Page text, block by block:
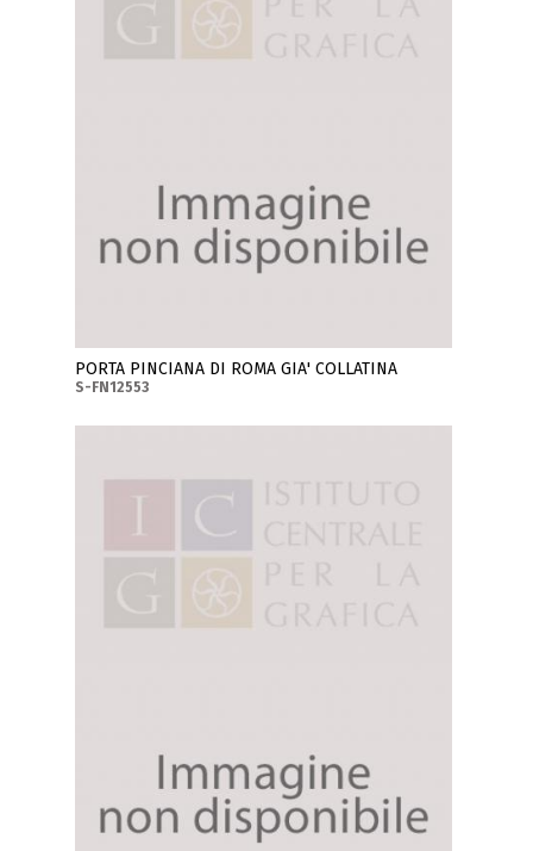
PORTA PINCIANA DI ROMA GIA' COLLATINA
S-FN12553